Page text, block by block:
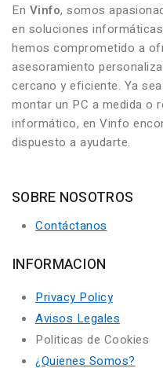
En Vinfo, somos
en soluciones
hemos comprometido a
asesoramiento
cercano y eficiente. Ya
montar un PC a medida o
informático, en Vinfo
dispuesto a ayudarte.
SOBRE NOSOTROS
Contáctanos
INFORMACION
Privacy Policy
Avisos Legales
Politicas de Cookies
¿Quienes Somos?